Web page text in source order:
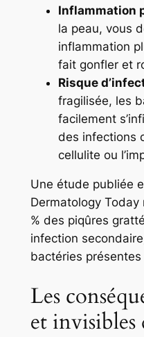
Inflammation
la peau, vous
inflammation
fait gonfler et
Risque
fragilisée, les
facilement
des infections
cellulite ou
Une étude publiée
Dermatology Today
% des piqûres
infection
bactéries
Les
et invisibles